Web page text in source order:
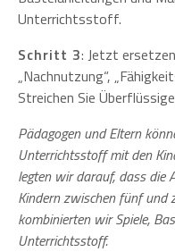
Unterrichtsstoff.
Schritt 3: Jetzt
„Nachnutzung“,
Streichen Sie
Pädagogen und Eltern
Unterrichtsstoff mit den
legten wir darauf, dass die
Kindern zwischen fünf und
kombinierten wir Spiele,
Unterrichtsstoff.